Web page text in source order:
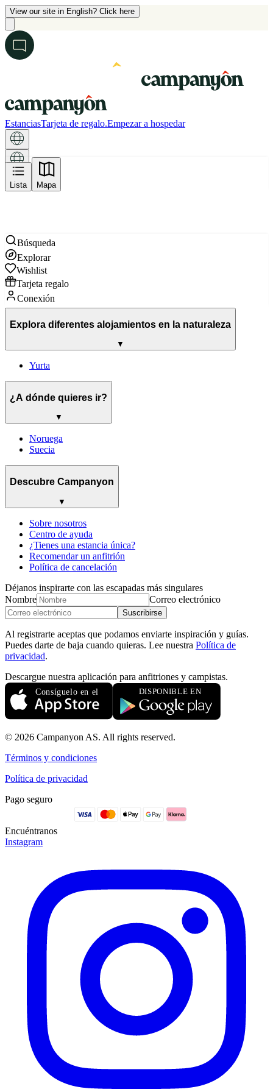
View our site in English? Click here
EstanciasTarjeta de regalo.Empezar a hospedar
Mapa
Lista Mapa
Búsqueda
Explorar
Wishlist
Tarjeta regalo
Conexión
Explora diferentes alojamientos en la naturaleza
▼
Yurta
¿A dónde quieres ir?
▼
Noruega
Suecia
Descubre Campanyon
▼
Sobre nosotros
Centro de ayuda
¿Tienes una estancia única?
Recomendar un anfitrión
Política de cancelación
Déjanos inspirarte con las escapadas más singulares
Nombre
Correo electrónico
Suscribirse
Al registrarte aceptas que podamos enviarte inspiración y guías.
Puedes darte de baja cuando quieras. Lee nuestra Política de
privacidad.
Descargue nuestra aplicación para anfitriones y campistas.
© 2026 Campanyon AS. All rights reserved.
Términos y condiciones
Política de privacidad
Pago seguro
Encuéntranos
Instagram